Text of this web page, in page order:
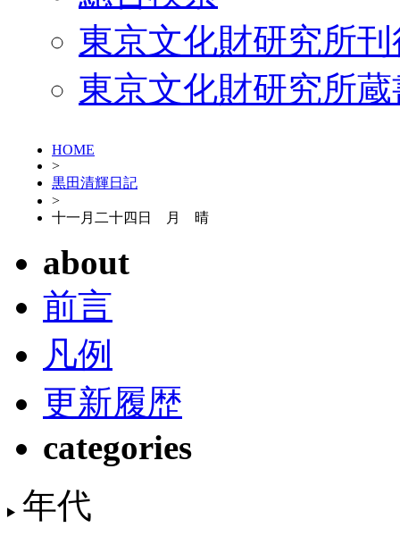
東京文化財研究所
東京文化財研究所
HOME
>
黒田清輝日記
>
十一月二十四日 月 晴
about
前言
凡例
更新履歴
categories
年代